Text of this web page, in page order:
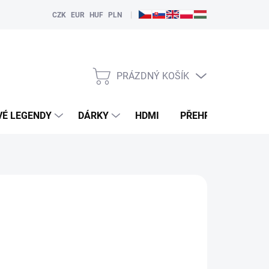
CZK EUR HUF PLN |
NÁKUPNÍ
PRÁZDNÝ KOŠÍK
LEGENDY DÁRKY HDMI PŘEHRÁVAČE